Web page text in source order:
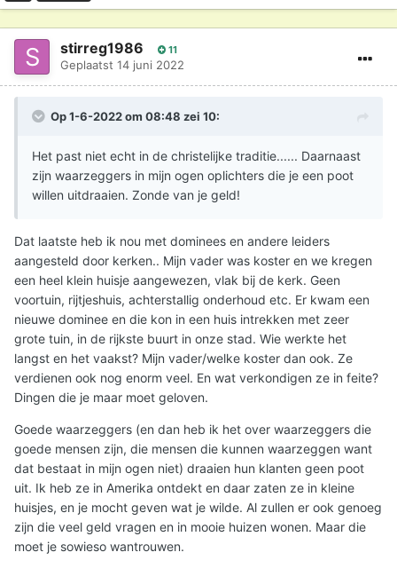
stirreg1986 11
Geplaatst 14 juni 2022
Op 1-6-2022 om 08:48 zei 10:
Het past niet echt in de christelijke traditie...... Daarnaast
zijn waarzeggers in mijn ogen oplichters die je een poot
willen uitdraaien. Zonde van je geld!
Dat laatste heb ik nou met dominees en andere leiders
aangesteld door kerken.. Mijn vader was koster en we kregen
een heel klein huisje aangewezen, vlak bij de kerk. Geen
voortuin, rijtjeshuis, achterstallig onderhoud etc. Er kwam een
nieuwe dominee en die kon in een huis intrekken met zeer
grote tuin, in de rijkste buurt in onze stad. Wie werkte het
langst en het vaakst? Mijn vader/welke koster dan ook. Ze
verdienen ook nog enorm veel. En wat verkondigen ze in feite?
Dingen die je maar moet geloven.
Goede waarzeggers (en dan heb ik het over waarzeggers die
goede mensen zijn, die mensen die kunnen waarzeggen want
dat bestaat in mijn ogen niet) draaien hun klanten geen poot
uit. Ik heb ze in Amerika ontdekt en daar zaten ze in kleine
huisjes, en je mocht geven wat je wilde. Al zullen er ook genoeg
zijn die veel geld vragen en in mooie huizen wonen. Maar die
moet je sowieso wantrouwen.